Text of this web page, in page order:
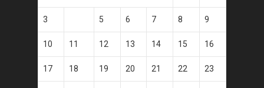
3 5 6 7 8 9
10 11 12 13 14 15 16
17 18 19 20 21 22 23